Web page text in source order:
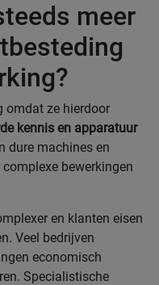
meer
omdat ze hierdoor
kennis en apparatuur
dure machines en
bewerkingen
en klanten eisen
Veel bedrijven
economisch
Specialistische